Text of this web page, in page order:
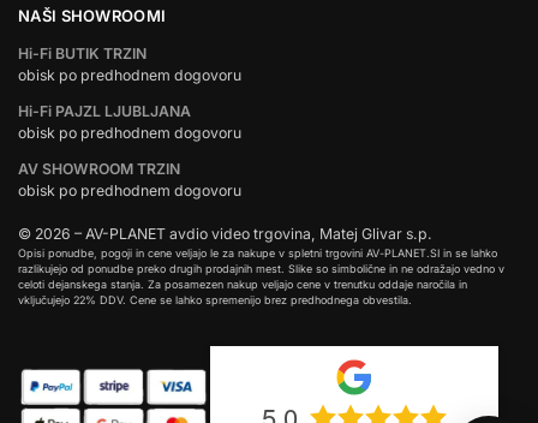
NAŠI SHOWROOMI
Hi-Fi BUTIK TRZIN
obisk po predhodnem dogovoru
Hi-Fi PAJZL LJUBLJANA
obisk po predhodnem dogovoru
AV SHOWROOM TRZIN
obisk po predhodnem dogovoru
© 2026 – AV-PLANET avdio video trgovina, Matej Glivar s.p.
Opisi ponudbe, pogoji in cene veljajo le za nakupe v spletni trgovini AV-PLANET.SI in se lahko
razlikujejo od ponudbe preko drugih prodajnih mest. Slike so simbolične in ne odražajo vedno v
celoti dejanskega stanja. Za posamezen nakup veljajo cene v trenutku oddaje naročila in
vključujejo 22% DDV. Cene se lahko spremenijo brez predhodnega obvestila.